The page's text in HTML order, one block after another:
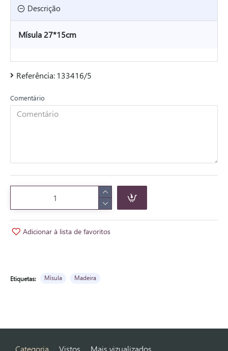
Descrição
Mísula 27*15cm
Referência:133416/5
Comentário
Adicionar à lista de favoritos
Etiquetas: Mísula Madeira